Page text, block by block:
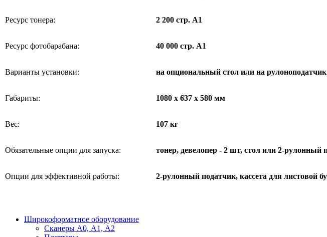
Ресурс тонера: 2 200 стр. А1
Ресурс фотобарабана: 40 000 стр. А1
Варианты установки: на опциональный стол или на рулоноподатчик
Габариты: 1080 x 637 x 580 мм
Вес: 107 кг
Обязательные опции для запуска: тонер, девелопер - 2 шт, стол или 2-рулонный
Опции для эффективной работы: 2-рулонный податчик, кассета для листовой
Широкоформатное оборудование
Сканеры А0, А1, А2